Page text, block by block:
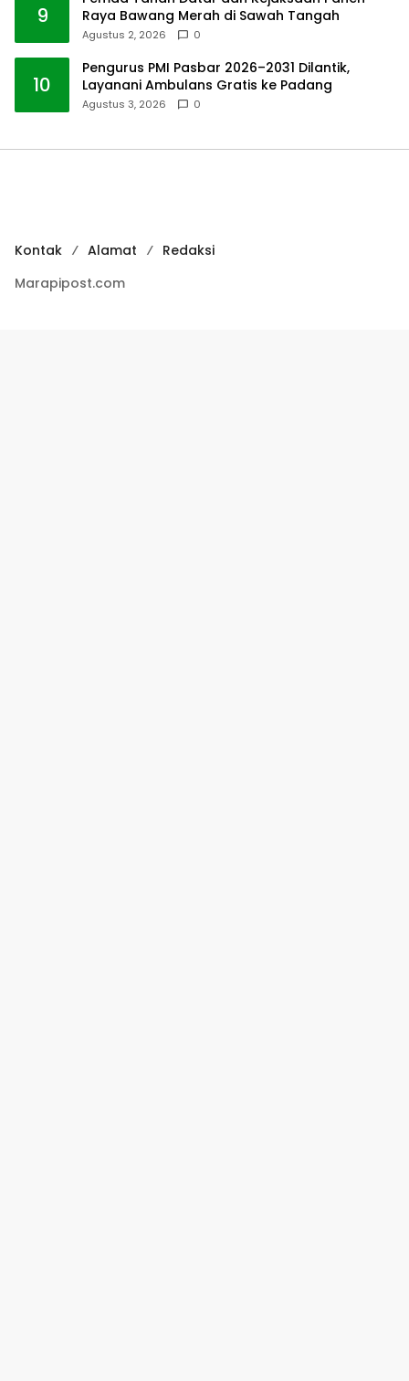
9
Raya Bawang Merah di Sawah Tangah
Agustus 2, 2026 0
10
Pengurus PMI Pasbar 2026–2031 Dilantik,
Layanani Ambulans Gratis ke Padang
Agustus 3, 2026 0
Kontak Alamat
Redaksi
Marapipost.com